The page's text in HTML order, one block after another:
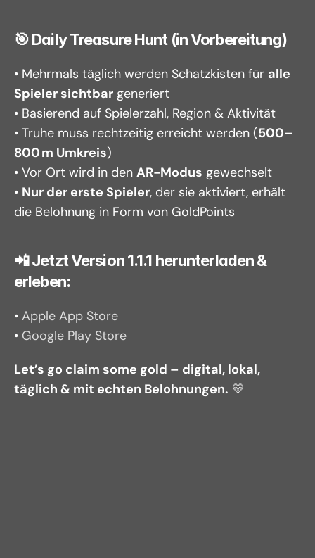
🎯 Daily Treasure Hunt (in Vorbereitung)
• Mehrmals täglich werden Schatzkisten für alle
Spieler sichtbar generiert
• Basierend auf Spielerzahl, Region & Aktivität
• Truhe muss rechtzeitig erreicht werden (500–
800 m Umkreis)
• Vor Ort wird in den AR-Modus gewechselt
• Nur der erste Spieler, der sie aktiviert, erhält
die Belohnung in Form von GoldPoints
📲 Jetzt Version 1.1.1 herunterladen &
erleben:
• Apple App Store
• Google Play Store
Let’s go claim some gold – digital, lokal,
täglich & mit echten Belohnungen. 💛